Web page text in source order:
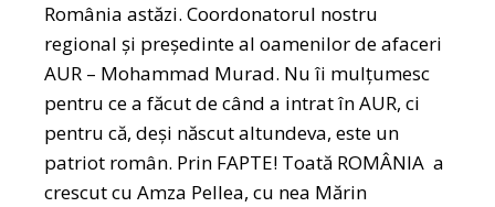
România astăzi. Coordonatorul nostru
regional și președinte al oamenilor de afaceri
AUR – Mohammad Murad. Nu îi mulțumesc
pentru ce a făcut de când a intrat în AUR, ci
pentru că, deși născut altundeva, este un
patriot român. Prin FAPTE! Toată ROMÂNIA a
crescut cu Amza Pellea, cu nea Mărin